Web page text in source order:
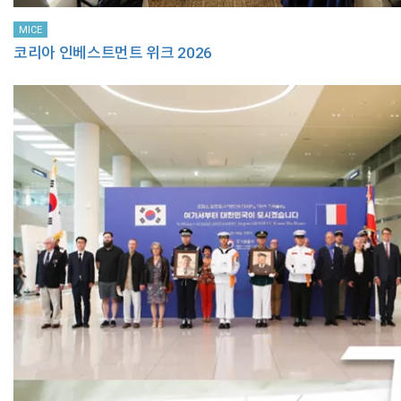
MICE
코리아 인베스트먼트 위크 2026